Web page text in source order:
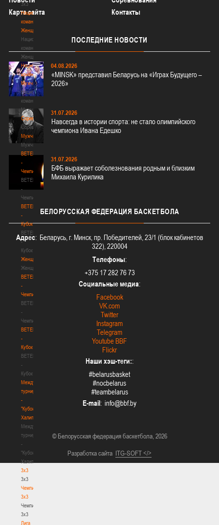
3х3
Национальная
команда.
Женщины
Национальная
команда.
Женщины
Национальная
команда.
Мужчины
Национальная
команда.
Мужчины
Соревнования
Соревнования
Мужчины
Мужчины
BETERA
-
Чемпионат
BETERA
-
Чемпионат
BETERA
-
Кубок
BETERA
-
Кубок
Женщины
Женщины
BETERA
-
Чемпионат
BETERA
-
Чемпионат
BETERA
-
Кубок
BETERA
-
Кубок
Международный
турнир
-
"Кубок
Халипского"
Международный
турнир
-
"Кубок
Халипского"
3x3
3x3
Чемпионат
3х3
Чемпионат
3х3
Лига
Карта сайта
Контакты
ПОСЛЕДНИЕ НОВОСТИ
04.08.2026
«MINSK» представил Беларусь на «Играх Будущего –
2026»
31.07.2026
Навсегда в истории спорта: не стало олимпийского
чемпиона Ивана Едешко
31.07.2026
БФБ выражает соболезнования родным и близким
Михаила Курилика
БЕЛОРУССКАЯ ФЕДЕРАЦИЯ БАСКЕТБОЛА
Адрес: Беларусь, г. Минск, пр. Победителей, 23/1 (блок кабинетов
322), 220004
Телефоны:
+375 17 282 76 73
Социальные медиа:
Facebook
VK.com
Twitter
Instagram
Telegram
Youtube BBF
Flickr
Наши хэш-теги::
#belarusbasket
#nocbelarus
#teambelarus
E-mail :
© Белорусская федерация баскетбола, 2026
Разработка сайта ITG-SOFT </>